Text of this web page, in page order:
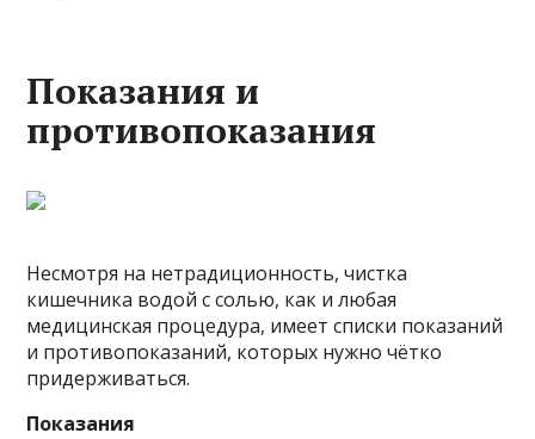
Показания и
противопоказания
Несмотря на нетрадиционность, чистка
кишечника водой с солью, как и любая
медицинская процедура, имеет списки показаний
и противопоказаний, которых нужно чётко
придерживаться.
Показания